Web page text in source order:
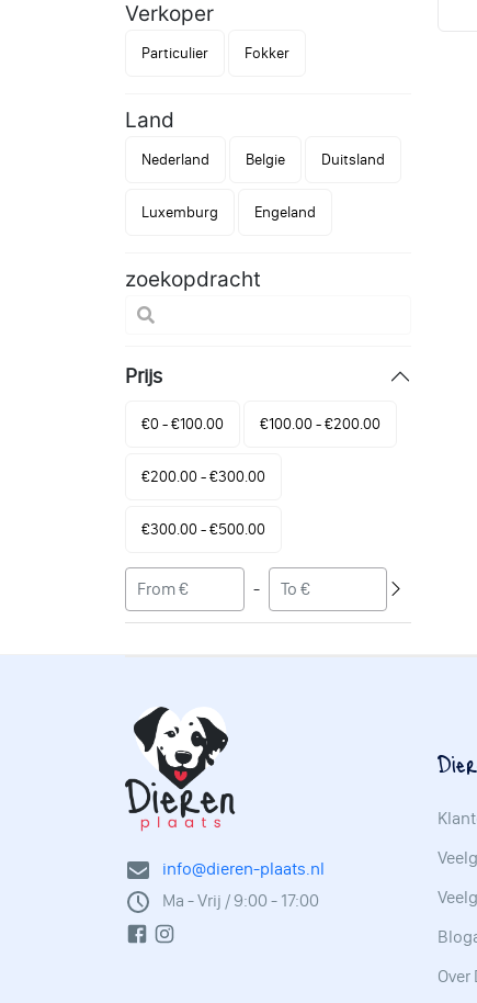
Verkoper
Particulier Fokker
Land
Nederland Belgie Duitsland
Luxemburg Engeland
zoekopdracht
Prijs
€0 - €100.00 €100.00 - €200.00
€200.00 - €300.00
€300.00 - €500.00
-
info@dieren-plaats.nl
Ma - Vrij / 9:00 - 17:00
Over